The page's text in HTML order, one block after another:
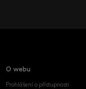
O webu
Prohlášení o přístupnosti